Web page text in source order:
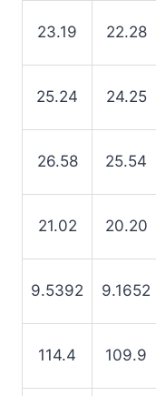
22.28
23.19
24.25
25.24
25.54
26.58
20.20
21.02
9.1652
9.5392
109.9
114.4